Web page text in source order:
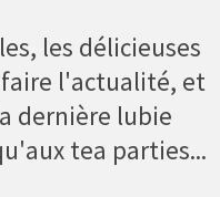
les délicieuses
faire l'actualité, et
dernière lubie
tea parties...